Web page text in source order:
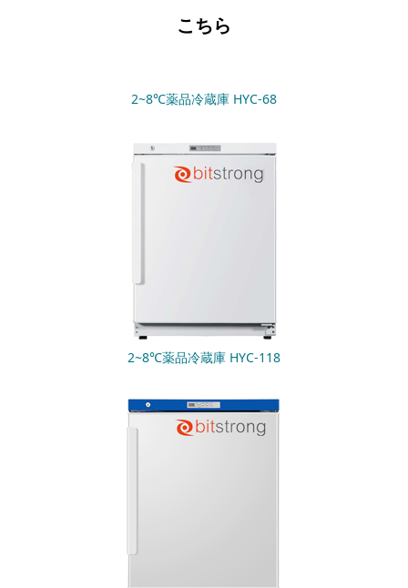
こちら
2~8℃薬品冷蔵庫 HYC-68
2~8℃薬品冷蔵庫 HYC-118